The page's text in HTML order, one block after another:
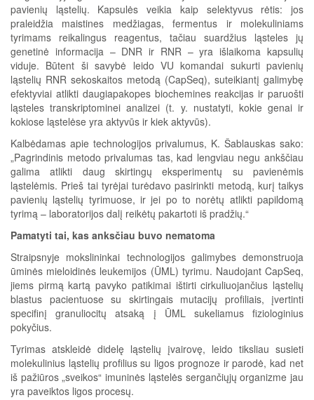
pavienių ląstelių. Kapsulės veikia kaip selektyvus rėtis: jos
praleidžia maistines medžiagas, fermentus ir molekuliniams
tyrimams reikalingus reagentus, tačiau suardžius ląsteles jų
genetinė informacija – DNR ir RNR – yra išlaikoma kapsulių
viduje. Būtent ši savybė leido VU komandai sukurti pavienių
ląstelių RNR sekoskaitos metodą (CapSeq), suteikiantį galimybę
efektyviai atlikti daugiapakopes biochemines reakcijas ir paruošti
ląsteles transkriptominei analizei (t. y. nustatyti, kokie genai ir
kokiose ląstelėse yra aktyvūs ir kiek aktyvūs).
Kalbėdamas apie technologijos privalumus, K. Šablauskas sako:
„Pagrindinis metodo privalumas tas, kad lengviau negu ankščiau
galima atlikti daug skirtingų eksperimentų su pavienėmis
ląstelėmis. Prieš tai tyrėjai turėdavo pasirinkti metodą, kurį taikys
pavienių ląstelių tyrimuose, ir jei po to norėtų atlikti papildomą
tyrimą – laboratorijos dalį reikėtų pakartoti iš pradžių.“
Pamatyti tai, kas anksčiau buvo nematoma
Straipsnyje mokslininkai technologijos galimybes demonstruoja
ūminės mieloidinės leukemijos (ŪML) tyrimu. Naudojant CapSeq,
jiems pirmą kartą pavyko patikimai ištirti cirkuliuojančius ląstelių
blastus pacientuose su skirtingais mutacijų profiliais, įvertinti
specifinį granuliocitų atsaką į ŪML sukeliamus fiziologinius
pokyčius.
Tyrimas atskleidė didelę ląstelių įvairovę, leido tiksliau susieti
molekulinius ląstelių profilius su ligos prognoze ir parodė, kad net
iš pažiūros „sveikos“ imuninės ląstelės sergančiųjų organizme jau
yra paveiktos ligos procesų.